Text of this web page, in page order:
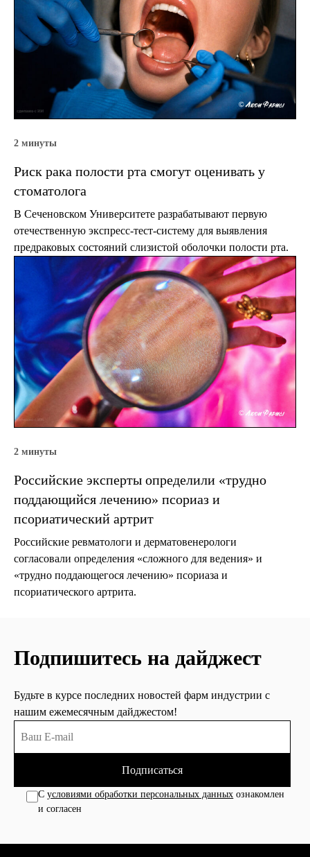
2 минуты
Риск рака полости рта смогут оценивать у
стоматолога
В Сеченовском Университете разрабатывают первую
отечественную экспресс-тест-систему для выявления
предраковых состояний слизистой оболочки полости рта.
2 минуты
Российские эксперты определили «трудно
поддающийся лечению» псориаз и
псориатический артрит
Российские ревматологи и дерматовенерологи
согласовали определения «сложного для ведения» и
«трудно поддающегося лечению» псориаза и
псориатического артрита.
Подпишитесь на дайджест
Будьте в курсе последних новостей фарм индустрии с
нашим ежемесячным дайджестом!
Подписаться
Сусловиями обработки персональных данных ознакомлен
и согласен